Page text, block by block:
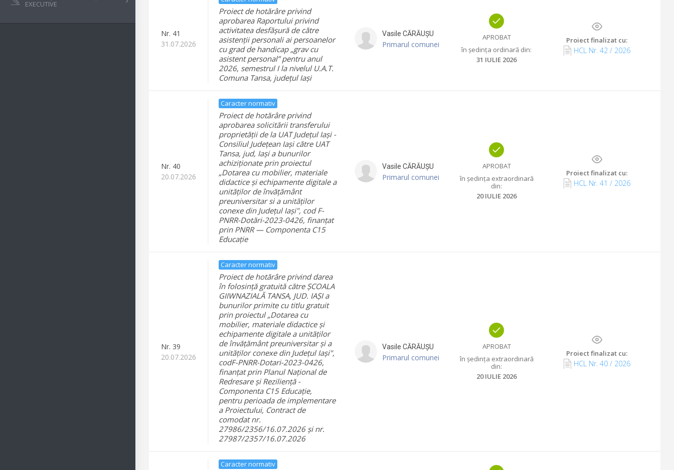
EXECUTIVE
Nr. 41
31.07.2026
Proiect de hotărâre privind
aprobarea Raportului privind
activitatea desfășură de către
asistenții personali ai persoanelor
cu grad de handicap „grav cu
asistent personal” pentru anul
2026, semestrul I la nivelul U.A.T.
Comuna Tansa, județul Iași
Vasile CĂRĂUȘU
Primarul comunei
APROBAT
în ședința ordinară din:
31 IULIE 2026
Proiect finalizat cu:
HCL Nr. 42/ 2026
Nr. 40
20.07.2026
Caracter normativ
Proiect de hotărâre privind
aprobarea solicitării transferului
proprietății de la UAT Județul Iași -
Consiliul Județean Iași către UAT
Tansa, jud, Iași a bunurilor
achiziționate prin proiectul
„Dotarea cu mobilier, materiale
didactice și echipamente digitale a
unităților de învățământ
preuniversitar si a unităților
conexe din Județul Iași", cod F-
PNRR-Dotări-2023-0426, finanțat
prin PNRR — Componenta C15
Educație
Vasile CĂRĂUȘU
Primarul comunei
APROBAT
în ședința extraordinară
din:
20 IULIE 2026
Proiect finalizat cu:
HCL Nr. 41 / 2026
Nr. 39
20.07.2026
Caracter normativ
Proiect de hotărâre privind darea
în folosință gratuită către ȘCOALA
GIIWNAZIALĂ TANSA, JUD. IAȘI a
bunurilor primite cu titlu gratuit
prin proiectul „Dotarea cu
mobilier, materiale didactice și
echipamente digitale a unităților
de învățământ preuniversitar și a
unităților conexe din Județul Iași",
codF-PNRR-Dotari-2023-0426,
finanțat prin Planul Național de
Redresare și Reziliență -
Componenta C15 Educație,
pentru perioada de implementare
a Proiectului, Contract de
comodat nr.
27986/2356/16.07.2026 și nr.
27987/2357/16.07.2026
Vasile CĂRĂUȘU
Primarul comunei
APROBAT
în ședința extraordinară
din:
20 IULIE 2026
Proiect finalizat cu:
HCL Nr. 40/ 2026
Caracter normativ